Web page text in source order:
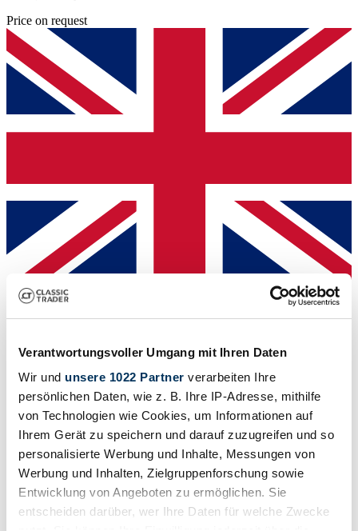
Verantwortungsvoller Umgang mit Ihren Daten
Wir und unsere 1022 Partner verarbeiten Ihre
persönlichen Daten, wie z. B. Ihre IP-Adresse, mithilfe
von Technologien wie Cookies, um Informationen auf
Ihrem Gerät zu speichern und darauf zuzugreifen und so
personalisierte Werbung und Inhalte, Messungen von
Werbung und Inhalten, Zielgruppenforschung sowie
Entwicklung von Angeboten zu ermöglichen. Sie
entscheiden darüber, wer Ihre Daten für welche Zwecke
Price on request
Dealer